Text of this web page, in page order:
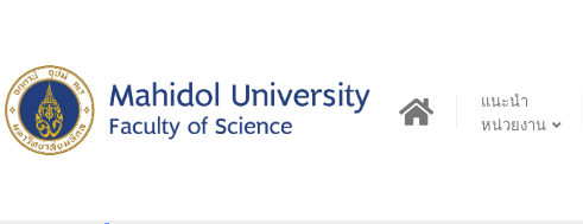
content
แนะนำ
หน่วยงาน